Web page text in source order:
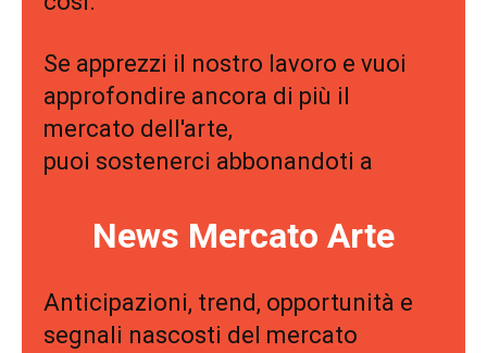
Se apprezzi il nostro lavoro e vuoi
approfondire ancora di più il
mercato dell'arte,
puoi sostenerci abbonandoti a
News Mercato Arte
Anticipazioni, trend, opportunità e
segnali nascosti del mercato